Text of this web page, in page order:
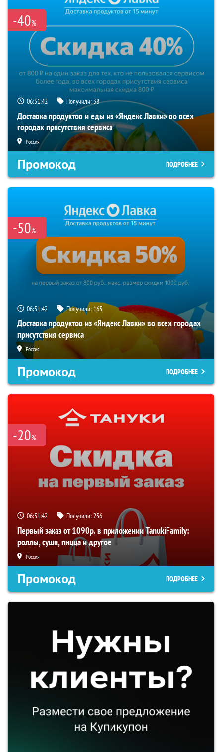
-40%
06:51:42 Получили:38
Доставка продуктов и еды из «Яндекс Лавки» во всех
городах присутствия сервиса
Россия
Промокод ПОДРОБНЕЕ
-50%
06:51:42 Получили: 165
Доставка продуктов из «Яндекс Лавки» во всех городах
присутствия сервиса
Россия
Промокод ПОДРОБНЕЕ
-20%
06:51:42 Получили:256
Первый заказ от 1090р. в приложении TanukiFamily:
роллы, суши, пицца и другое
Россия
Промокод ПОДРОБНЕЕ